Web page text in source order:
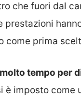
che fuori dal
prestazioni
come prima
tempo per
è imposto